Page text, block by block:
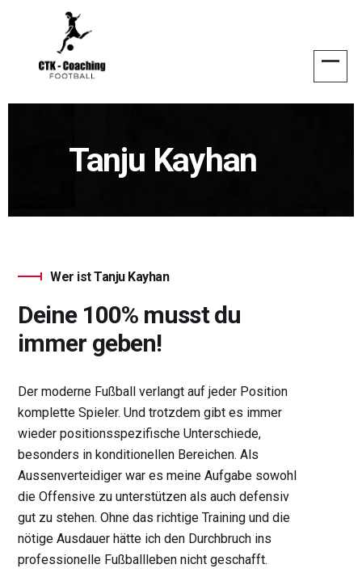
Tanju Kayhan
Wer ist Tanju Kayhan
Deine 100% musst du
immer geben!
Der moderne Fußball verlangt auf jeder Position
komplette Spieler. Und trotzdem gibt es immer
wieder positionsspezifische Unterschiede,
besonders in konditionellen Bereichen. Als
Aussenverteidiger war es meine Aufgabe sowohl
die Offensive zu unterstützen als auch defensiv
gut zu stehen. Ohne das richtige Training und die
nötige Ausdauer hätte ich den Durchbruch ins
professionelle Fußballleben nicht geschafft.